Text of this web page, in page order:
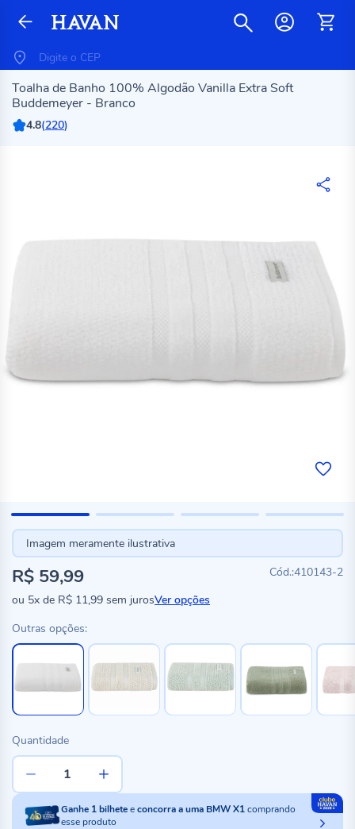
Toalha de Banho 100% Algodão Vanilla Extra Soft
Buddemeyer - Branco
4.8(220)
Imagem meramente ilustrativa
410143-2
R$ 59,99
ou 5x de R$ 11,99 sem jurosVer opções
Outras opções:
Quantidade
Ganhe 1bilheteeconcorra a uma BMW X1comprando
esse produto